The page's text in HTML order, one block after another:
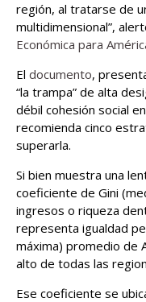
región, al tratarse de
multidimensional”,
Económica para
El documento,
“la trampa” de alta
débil cohesión social
recomienda cinco
superarla.
Si bien muestra una
coeficiente de Gini
ingresos o riqueza
representa igualdad
máxima) promedio de
alto de todas las
Ese coeficiente se